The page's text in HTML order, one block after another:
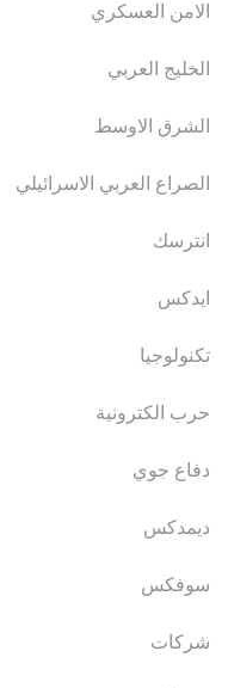
الامن العسكري
الخليج العربي
الشرق الاوسط
الصراع العربي الاسرائيلي
انترسك
ايدكس
تكنولوجيا
حرب الكترونية
دفاع جوي
ديمدكس
سوفكس
شركات